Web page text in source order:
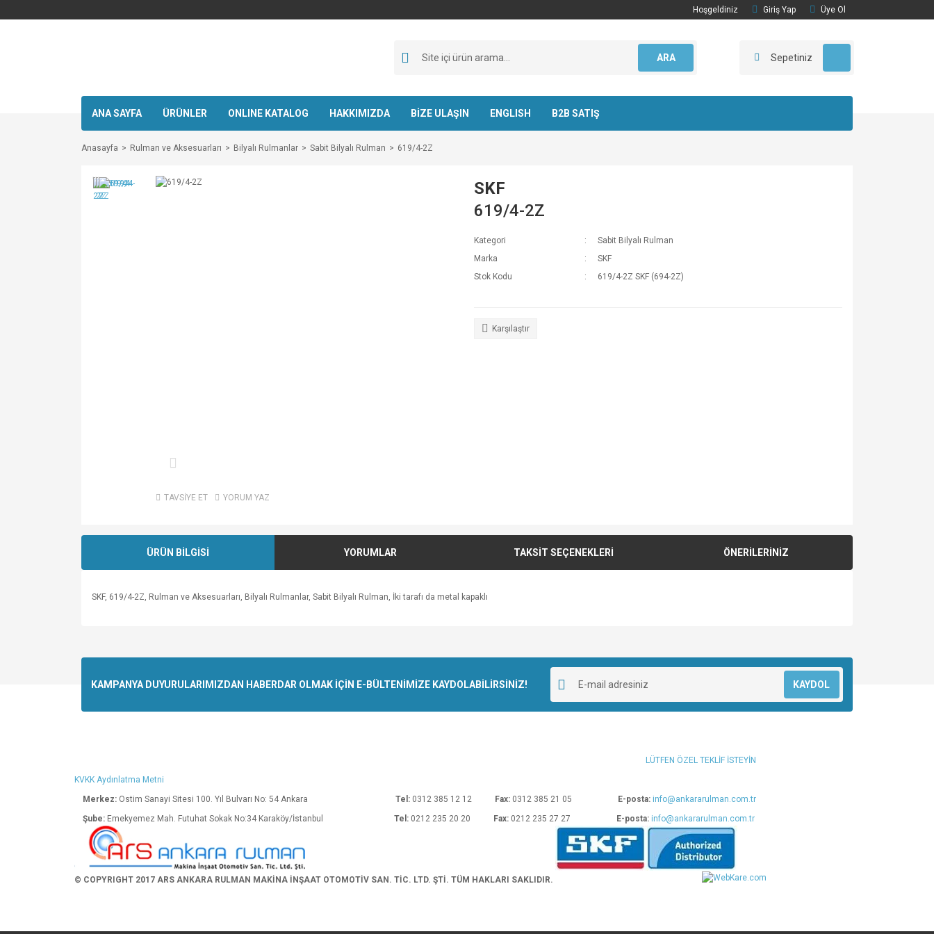
Hoşgeldiniz Giriş Yap Üye Ol
ARA Sepetiniz
ANA SAYFA ÜRÜNLER ONLINE KATALOG HAKKIMIZDA BİZE ULAŞIN ENGLISH B2B SATIŞ
Anasayfa Rulman ve Aksesuarları Bilyalı Rulmanlar Sabit Bilyalı Rulman 619/4-2Z
TAVSİYE ET YORUM YAZ
SKF
619/4-2Z
Kategori
Sabit Bilyalı Rulman
Marka
SKF
Stok Kodu
619/4-2Z SKF (694-2Z)
Karşılaştır
ÜRÜN BİLGİSİ YORUMLAR TAKSİT SEÇENEKLERİ ÖNERİLERİNİZ
SKF, 619/4-2Z, Rulman ve Aksesuarları, Bilyalı Rulmanlar, Sabit Bilyalı Rulman, İki tarafı da metal kapaklı
Ürün resmi kalitesiz, bozuk veya görüntülenemiyor.
KAMPANYA DUYURULARIMIZDAN HABERDAR OLMAK İÇİN E-BÜLTENİMİZE KAYDOLABİLİRSİNİZ! KAYDOL
LÜTFEN ÖZEL TEKLİF İSTEYİN
KVKK Aydınlatma Metni
Merkez: Ostim Sanayi Sitesi 100. Yıl Bulvarı No: 54 Ankara Tel: 0312 385 12 12 Fax: 0312 385 21 05 E-posta: info@ankararulman.com.tr
Şube: Emekyemez Mah. Futuhat Sokak No:34 Karaköy/İstanbul Tel: 0212 235 20 20 Fax: 0212 235 27 27 E-posta: info@ankararulman.com.tr
© COPYRIGHT 2017 ARS ANKARA RULMAN MAKİNA İNŞAAT OTOMOTİV SAN. TİC. LTD. ŞTİ. TÜM HAKLARI SAKLIDIR.